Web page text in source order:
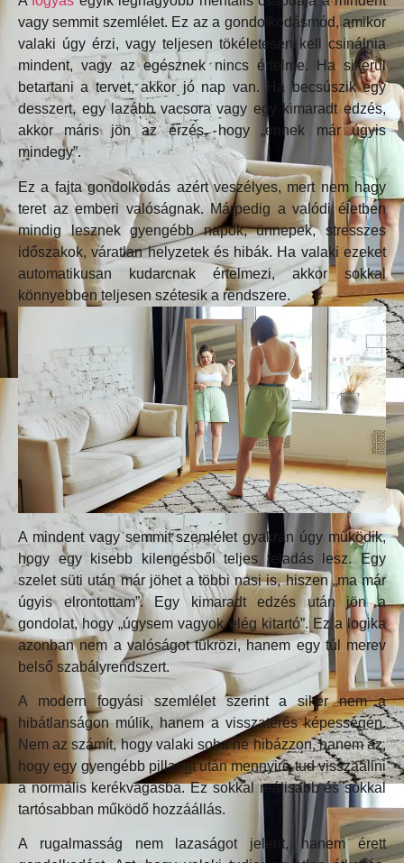
vagy semmit szemlélet. Ez az a gondolkodásmód, amikor
valaki úgy érzi, vagy teljesen tökéletesen kell csinálnia
mindent, vagy az egésznek nincs értelme. Ha sikerül
betartani a tervet, akkor jó nap van. Ha becsúszik egy
desszert, egy lazább vacsora vagy egy kimaradt edzés,
akkor máris jön az érzés, hogy „ennek már úgyis
mindegy”.
Ez a fajta gondolkodás azért veszélyes, mert nem hagy
teret az emberi valóságnak. Márpedig a valódi életben
mindig lesznek gyengébb napok, ünnepek, stresszes
időszakok, váratlan helyzetek és hibák. Ha valaki ezeket
automatikusan kudarcnak értelmezi, akkor sokkal
könnyebben teljesen szétesik a rendszere.
A mindent vagy semmit szemlélet gyakran úgy működik,
hogy egy kisebb kilengésből teljes feladás lesz. Egy
szelet süti után már jöhet a többi nasi is, hiszen „ma már
úgyis elrontottam”. Egy kimaradt edzés után jön a
gondolat, hogy „úgysem vagyok elég kitartó”. Ez a logika
azonban nem a valóságot tükrözi, hanem egy túl merev
belső szabályrendszert.
A modern fogyási szemlélet szerint a siker nem a
hibátlanságon múlik, hanem a visszatérés képességén.
Nem az számít, hogy valaki soha ne hibázzon, hanem az,
hogy egy gyengébb pillanat után mennyire tud visszaállni
a normális kerékvágásba. Ez sokkal reálisabb és sokkal
tartósabban működő hozzáállás.
A rugalmasság nem lazaságot jelent, hanem érett